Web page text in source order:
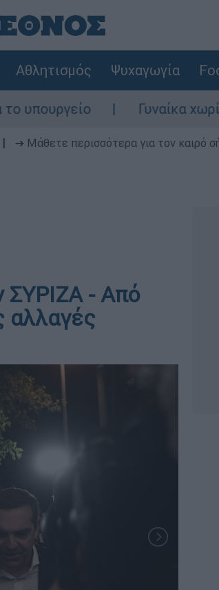
Αθλητισμός Ψυχαγωγία
Γυναίκα χωρίς τις
➔ Μάθετε περισσότερα για τον καιρό
ΣΥΡΙΖΑ - Από
αλλαγές